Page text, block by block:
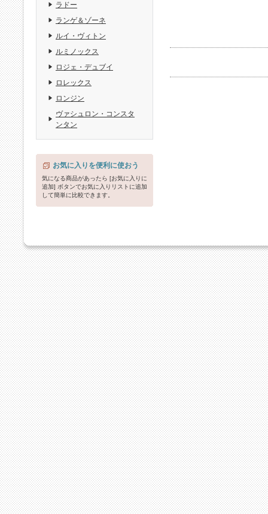
ラドー
ランゲ＆ゾーネ
ルイ・ヴィトン
ルミノックス
ロジェ・デュブイ
ロレックス
ロンジン
ヴァシュロン・コンスタ
ンタン
お気に入りを便利に使おう
気になる商品があったら [お気に入りに
追加] ボタンでお気に入りリストに追加
して簡単に比較できます。